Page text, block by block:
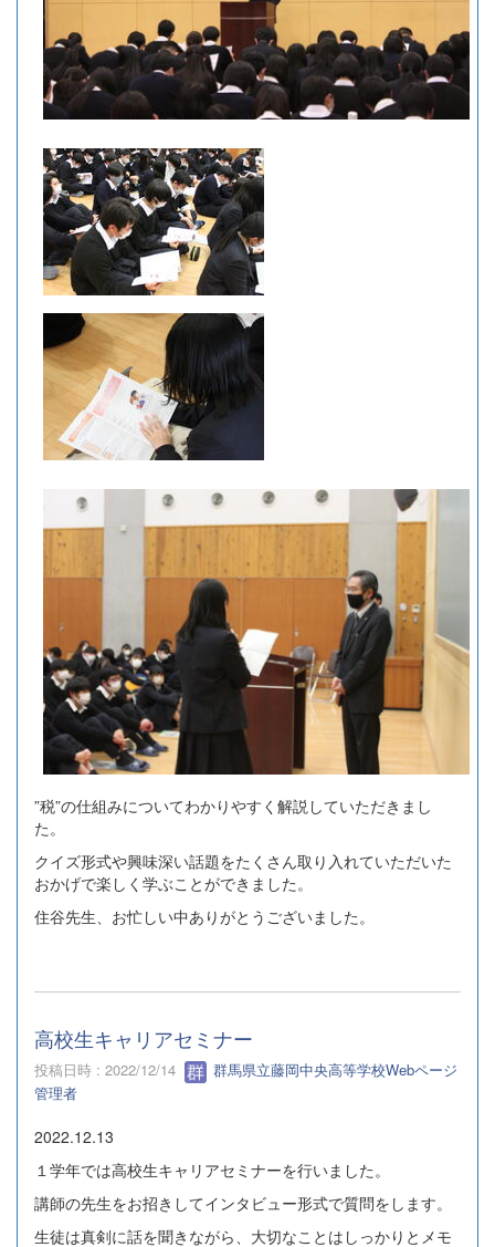
”税”の仕組みについてわかりやすく解説していただきまし
た。
クイズ形式や興味深い話題をたくさん取り入れていただいた
おかげで楽しく学ぶことができました。
住谷先生、お忙しい中ありがとうございました。
高校生キャリアセミナー
投稿日時 : 2022/12/14
群馬県立藤岡中央高等学校Webページ
管理者
2022.12.13
１学年では高校生キャリアセミナーを行いました。
講師の先生をお招きしてインタビュー形式で質問をします。
生徒は真剣に話を聞きながら、大切なことはしっかりとメモ